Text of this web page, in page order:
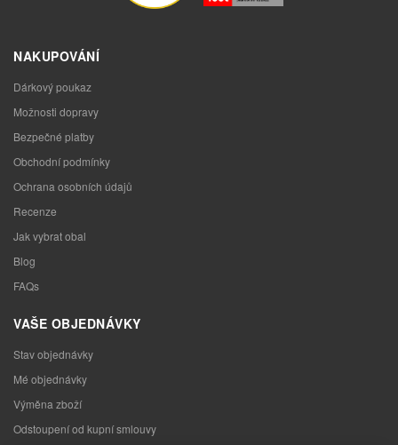
NAKUPOVÁNÍ
Dárkový poukaz
Možnosti dopravy
Bezpečné platby
Obchodní podmínky
Ochrana osobních údajů
Recenze
Jak vybrat obal
Blog
FAQs
VAŠE OBJEDNÁVKY
Stav objednávky
Mé objednávky
Výměna zboží
Odstoupení od kupní smlouvy